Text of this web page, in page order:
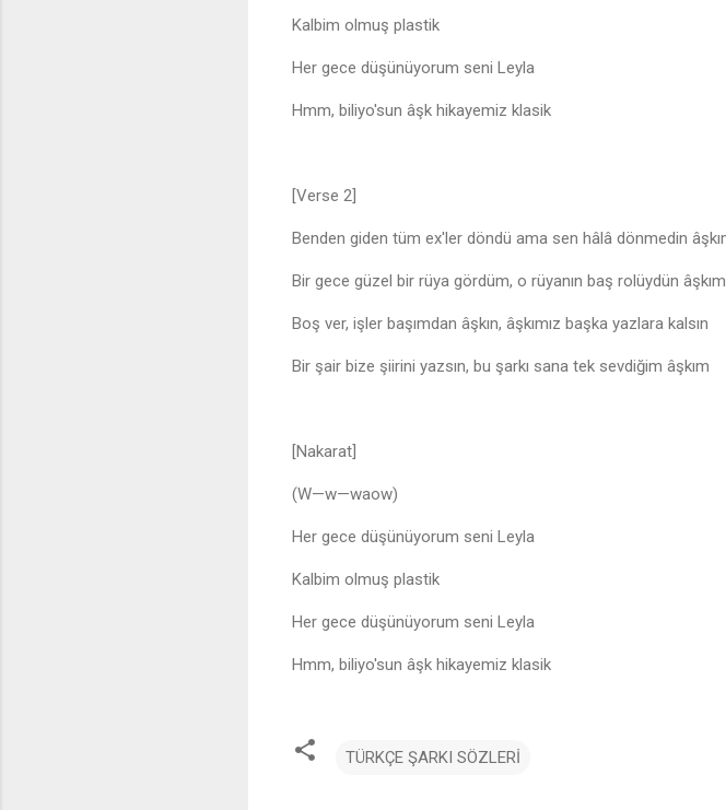
Kalbim olmuş plastik
Her gece düşünüyorum seni Leyla
Hmm, biliyo'sun âşk hikayemiz klasik
[Verse 2]
Benden giden tüm ex'ler döndü ama sen hâlâ dönmedin
Bir gece güzel bir rüya gördüm, o rüyanın baş rolüydün âşkım
Boş ver, işler başımdan âşkın, âşkımız başka yazlara kalsın
Bir şair bize şiirini yazsın, bu şarkı sana tek sevdiğim âşkım
[Nakarat]
(W—w—waow)
Her gece düşünüyorum seni Leyla
Kalbim olmuş plastik
Her gece düşünüyorum seni Leyla
Hmm, biliyo'sun âşk hikayemiz klasik
TÜRKÇE ŞARKI SÖZLERİ